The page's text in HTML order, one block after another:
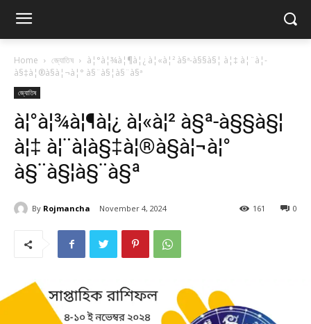
Home জ্যোতিষ
à¦°à¦¾à¦¶à¦¿ à¦«à¦² à§ª-à§§à§¦ à¦‡ à¦¨à¦­
à§‡à¦®à§à¦¬à¦° à§¨à§¦à§¨à§ª
জ্যোতিষ
à¦°à¦¾à¦¶à¦¿ à¦«à¦² à§ª-à§§à§¦
à¦‡ à¦¨à¦­à§‡à¦®à§à¦¬à¦°
à§¨à§¦à§¨à§ª
By Rojmancha November 4, 2024 0
161